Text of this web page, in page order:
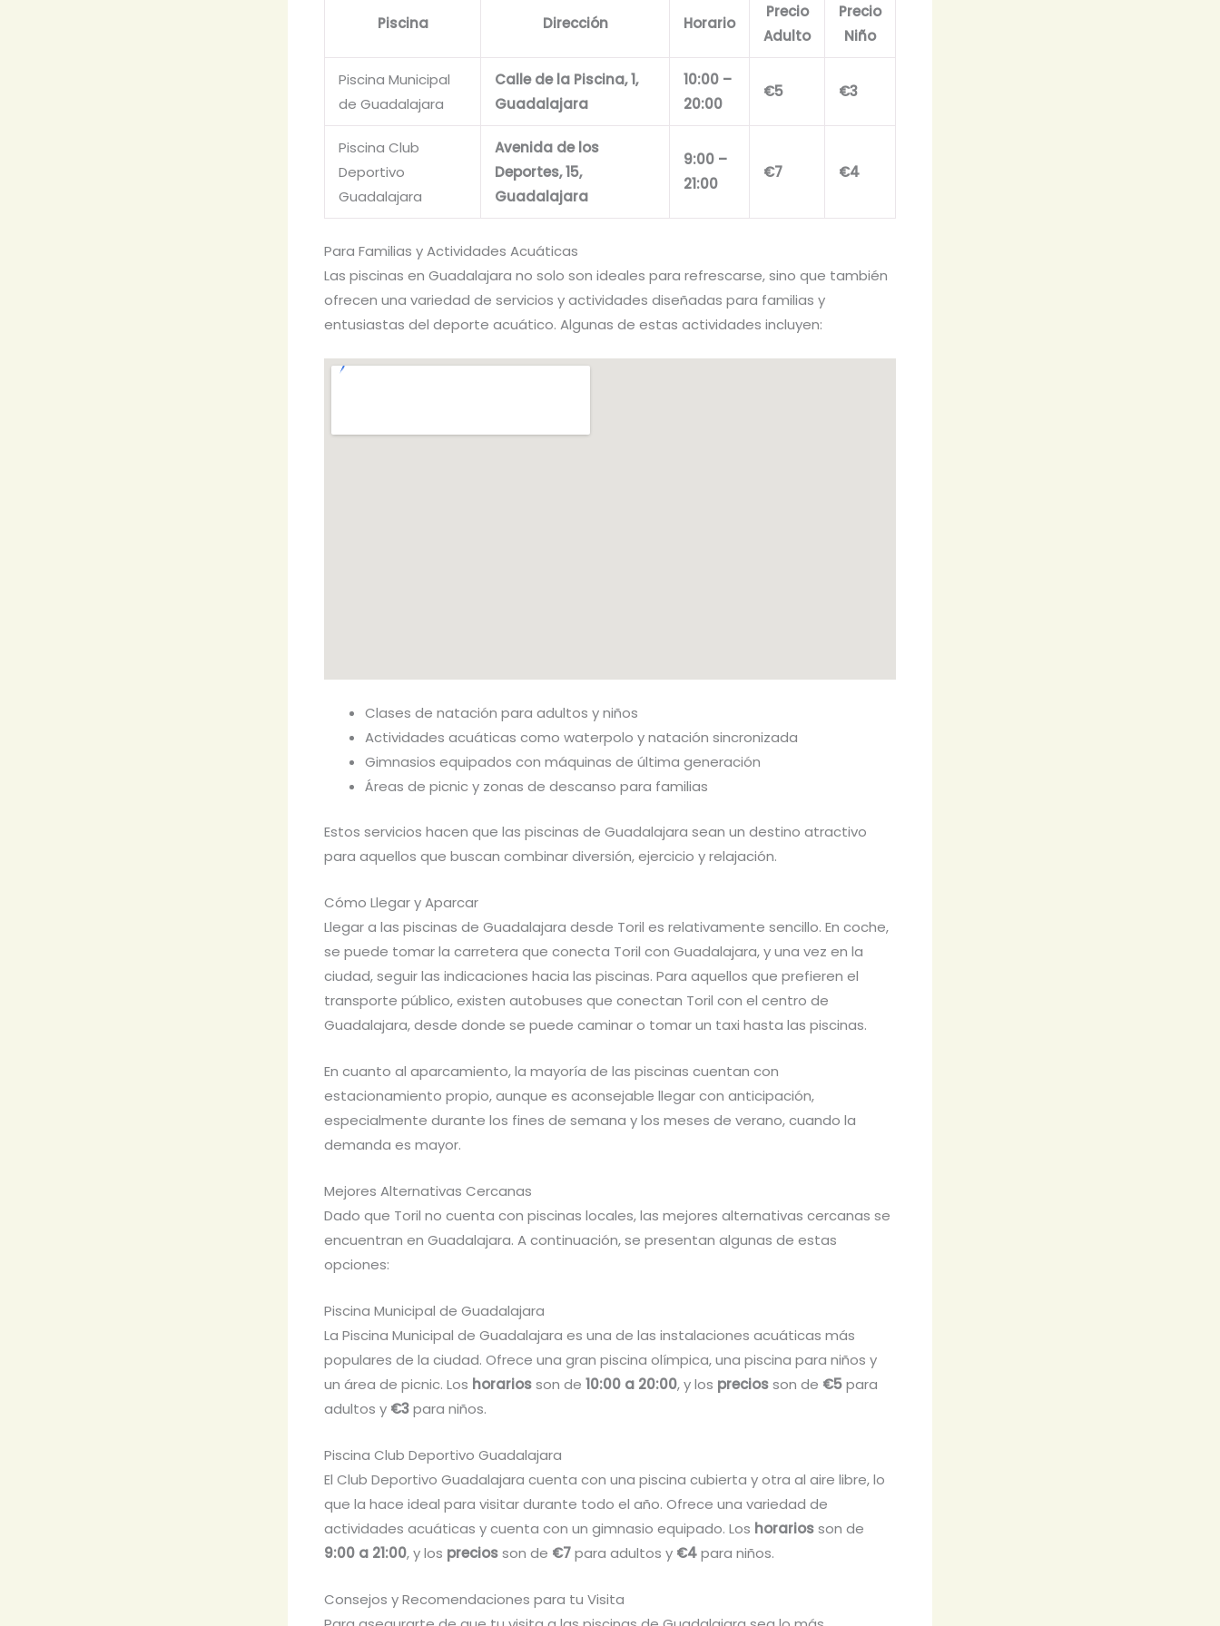
Piscina Dirección Horario
Precio
Adulto
Precio
Niño
Piscina Municipal
de Guadalajara
Calle de la Piscina, 1,
Guadalajara
10:00 –
20:00
€5 €3
Piscina Club
Deportivo
Guadalajara
Avenida de los
Deportes, 15,
Guadalajara
9:00 –
21:00
€7 €4
Para Familias y Actividades Acuáticas
Las piscinas en Guadalajara no solo son ideales para refrescarse, sino que también
ofrecen una variedad de servicios y actividades diseñadas para familias y
entusiastas del deporte acuático. Algunas de estas actividades incluyen:
Clases de natación para adultos y niños
Actividades acuáticas como waterpolo y natación sincronizada
Gimnasios equipados con máquinas de última generación
Áreas de picnic y zonas de descanso para familias
Estos servicios hacen que las piscinas de Guadalajara sean un destino atractivo
para aquellos que buscan combinar diversión, ejercicio y relajación.
Cómo Llegar y Aparcar
Llegar a las piscinas de Guadalajara desde Toril es relativamente sencillo. En coche,
se puede tomar la carretera que conecta Toril con Guadalajara, y una vez en la
ciudad, seguir las indicaciones hacia las piscinas. Para aquellos que prefieren el
transporte público, existen autobuses que conectan Toril con el centro de
Guadalajara, desde donde se puede caminar o tomar un taxi hasta las piscinas.
En cuanto al aparcamiento, la mayoría de las piscinas cuentan con
estacionamiento propio, aunque es aconsejable llegar con anticipación,
especialmente durante los fines de semana y los meses de verano, cuando la
demanda es mayor.
Mejores Alternativas Cercanas
Dado que Toril no cuenta con piscinas locales, las mejores alternativas cercanas se
encuentran en Guadalajara. A continuación, se presentan algunas de estas
opciones:
Piscina Municipal de Guadalajara
La Piscina Municipal de Guadalajara es una de las instalaciones acuáticas más
populares de la ciudad. Ofrece una gran piscina olímpica, una piscina para niños y
un área de picnic. Los horariosson de 10:00 a 20:00, y los preciosson de €5para
adultos y €3para niños.
Piscina Club Deportivo Guadalajara
El Club Deportivo Guadalajara cuenta con una piscina cubierta y otra al aire libre, lo
que la hace ideal para visitar durante todo el año. Ofrece una variedad de
actividades acuáticas y cuenta con un gimnasio equipado. Los horariosson de
9:00 a 21:00, y los preciosson de €7para adultos y €4para niños.
Consejos y Recomendaciones para tu Visita